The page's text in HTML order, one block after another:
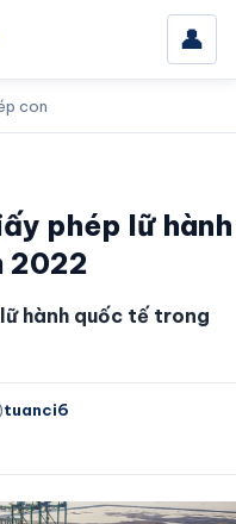
👤
con
phép lữ hành
2022
hành quốc tế trong
tuanci6